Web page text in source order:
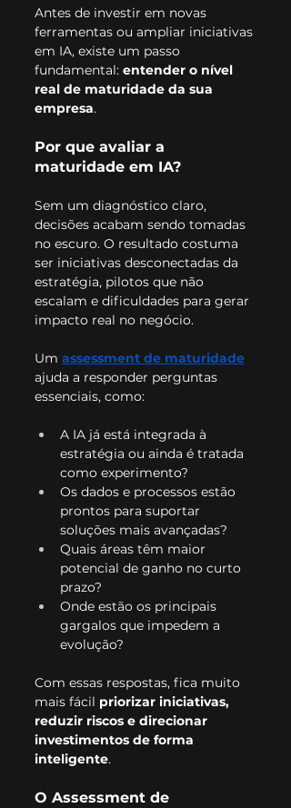
Antes de investir em novas
ferramentas ou ampliar iniciativas
em IA, existe um passo
fundamental: entender o nível
real de maturidade da sua
empresa.
Por que avaliar a
maturidade em IA?
Sem um diagnóstico claro,
decisões acabam sendo tomadas
no escuro. O resultado costuma
ser iniciativas desconectadas da
estratégia, pilotos que não
escalam e dificuldades para gerar
impacto real no negócio.
Um assessment de maturidade
ajuda a responder perguntas
essenciais, como:
A IA já está integrada à
estratégia ou ainda é tratada
como experimento?
Os dados e processos estão
prontos para suportar
soluções mais avançadas?
Quais áreas têm maior
potencial de ganho no curto
prazo?
Onde estão os principais
gargalos que impedem a
evolução?
Com essas respostas, fica muito
mais fácil priorizar iniciativas,
reduzir riscos e direcionar
investimentos de forma
inteligente.
O Assessment de